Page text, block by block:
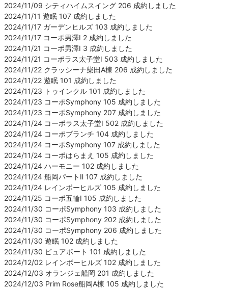
2024/11/09 シティハイムスイング 206 成約しました
2024/11/11 遊眠 107 成約しました
2024/11/17 ガーデンヒルズ 103 成約しました
2024/11/17 コーポ男澤Ⅰ 2 成約しました
2024/11/21 コーポ男澤Ⅰ 3 成約しました
2024/11/21 コーポラス太子堂Ⅰ 503 成約しました
2024/11/22 クラッシーナ柴田A棟 206 成約しました
2024/11/22 遊眠 101 成約しました
2024/11/23 トゥインクル 101 成約しました
2024/11/23 コーポSymphony 105 成約しました
2024/11/23 コーポSymphony 207 成約しました
2024/11/24 コーポラス太子堂Ⅰ 502 成約しました
2024/11/24 コーポブランチ 104 成約しました
2024/11/24 コーポSymphony 107 成約しました
2024/11/24 コーポはらまえ 105 成約しました
2024/11/24 ハーモニー 102 成約しました
2024/11/24 船岡パートⅡ 107 成約しました
2024/11/24 レインボーヒルズ 105 成約しました
2024/11/25 コーポ五輪Ⅰ 105 成約しました
2024/11/30 コーポSymphony 103 成約しました
2024/11/30 コーポSymphony 202 成約しました
2024/11/30 コーポSymphony 206 成約しました
2024/11/30 遊眠 102 成約しました
2024/11/30 ピュアポート 101 成約しました
2024/12/02 レインボーヒルズ 102 成約しました
2024/12/03 オランジェ船岡 201 成約しました
2024/12/03 Prim Rose船岡A棟 105 成約しました